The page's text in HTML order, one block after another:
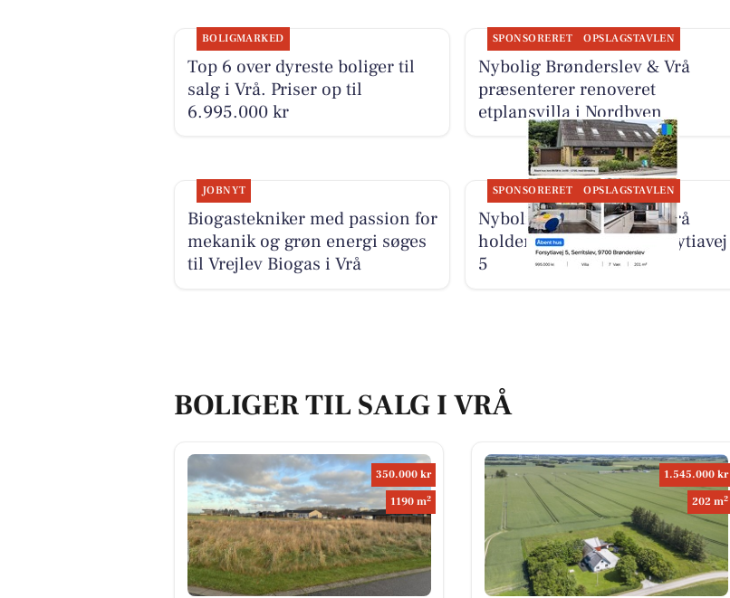
BOLIGMARKED
Top 6 over dyreste boliger til
salg i Vrå. Priser op til
6.995.000 kr
SPONSORERET OPSLAGSTAVLEN
Nybolig Brønderslev & Vrå
præsenterer renoveret
etplansvilla i Nordbyen
JOBNYT
Biogastekniker med passion for
mekanik og grøn energi søges
til Vrejlev Biogas i Vrå
SPONSORERET OPSLAGSTAVLEN
Nybolig Brønderslev & Vrå
holder åbent hus på Forsytiavej
5
BOLIGER TIL SALG I VRÅ
350.000 kr
1190 m2
1.545.000 kr
202 m2